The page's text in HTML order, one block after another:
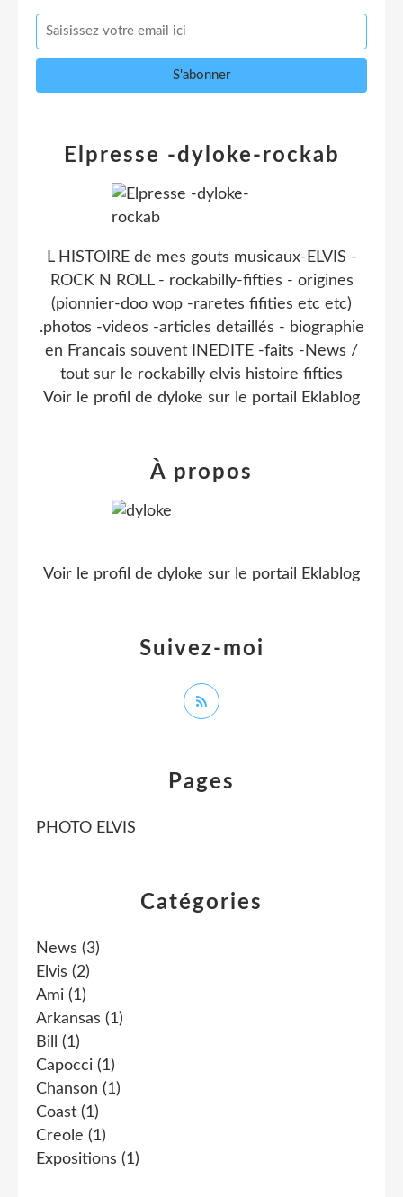
Catégories
News (3)
Elvis (2)
Ami (1)
Arkansas (1)
Bill
(1)
Capocci (1)
Chanson (1)
Coast (1)
Creole (1)
Expositions (1)
Pages
PHOTO ELVIS
Elpresse -dyloke-rockab
L HISTOIRE de mes gouts musicaux-ELVIS -
ROCK N ROLL - rockabilly-fifties - origines
(pionnier-doo wop -raretes fifities etc etc)
.photos -videos -articles detaillés - biographie
en Francais souvent INEDITE -faits -News /
tout sur le rockabilly elvis histoire fifties
Voir le profil de dyloke sur le portail Eklablog
Suivez-moi
À propos
Voir le profil de dyloke sur le portail Eklablog